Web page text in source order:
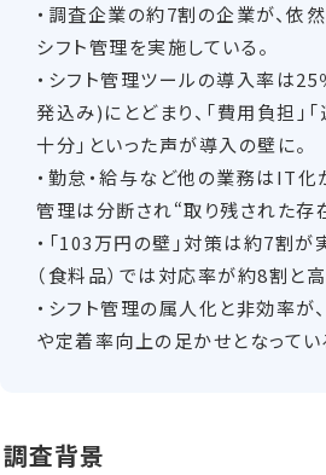
・調査企業の約7割の企業が、依
シフト管理を実施している。
・シフト管理ツールの導入率は
発込み)にとどまり、「費用負担」
十分」といった声が導入の壁に。
・勤怠・給与など他の業務はIT化
管理は分断され“取り残された存
・「103万円の壁」対策は約7割が
（食料品）では対応率が約8割と高
・シフト管理の属人化と非効率が
や定着率向上の足かせとなってい
調査背景